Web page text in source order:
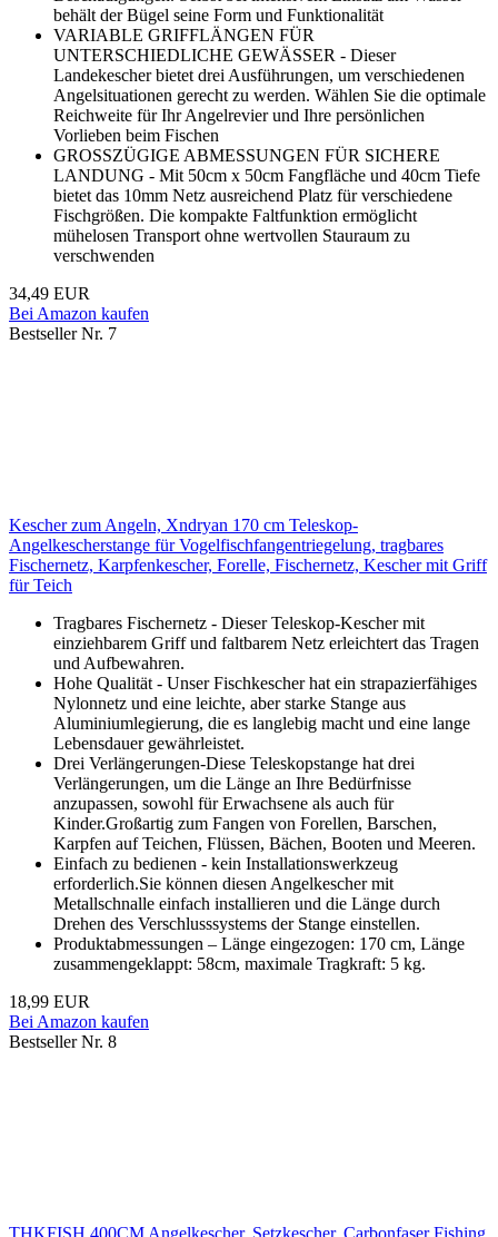
behält der Bügel seine Form und Funktionalität
VARIABLE GRIFFLÄNGEN FÜR
UNTERSCHIEDLICHE GEWÄSSER - Dieser
Landekescher bietet drei Ausführungen, um verschiedenen
Angelsituationen gerecht zu werden. Wählen Sie die optimale
Reichweite für Ihr Angelrevier und Ihre persönlichen
Vorlieben beim Fischen
GROSSZÜGIGE ABMESSUNGEN FÜR SICHERE
LANDUNG - Mit 50cm x 50cm Fangfläche und 40cm Tiefe
bietet das 10mm Netz ausreichend Platz für verschiedene
Fischgrößen. Die kompakte Faltfunktion ermöglicht
mühelosen Transport ohne wertvollen Stauraum zu
verschwenden
34,49 EUR
Bei Amazon kaufen
Bestseller Nr. 7
Kescher zum Angeln, Xndryan 170 cm Teleskop-
Angelkescherstange für Vogelfischfangentriegelung, tragbares
Fischernetz, Karpfenkescher, Forelle, Fischernetz, Kescher mit Griff
für Teich
Tragbares Fischernetz - Dieser Teleskop-Kescher mit
einziehbarem Griff und faltbarem Netz erleichtert das Tragen
und Aufbewahren.
Hohe Qualität - Unser Fischkescher hat ein strapazierfähiges
Nylonnetz und eine leichte, aber starke Stange aus
Aluminiumlegierung, die es langlebig macht und eine lange
Lebensdauer gewährleistet.
Drei Verlängerungen-Diese Teleskopstange hat drei
Verlängerungen, um die Länge an Ihre Bedürfnisse
anzupassen, sowohl für Erwachsene als auch für
Kinder.Großartig zum Fangen von Forellen, Barschen,
Karpfen auf Teichen, Flüssen, Bächen, Booten und Meeren.
Einfach zu bedienen - kein Installationswerkzeug
erforderlich.Sie können diesen Angelkescher mit
Metallschnalle einfach installieren und die Länge durch
Drehen des Verschlusssystems der Stange einstellen.
Produktabmessungen – Länge eingezogen: 170 cm, Länge
zusammengeklappt: 58cm, maximale Tragkraft: 5 kg.
18,99 EUR
Bei Amazon kaufen
Bestseller Nr. 8